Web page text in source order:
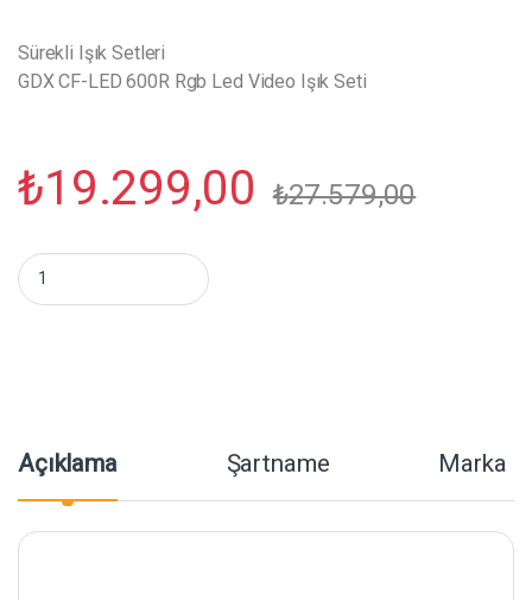
Sürekli Işık Setleri
GDX CF-LED 600R Rgb Led Video Işık Seti
₺19.299,00 ₺27.579,00
GDX CF-LED 600R Rgb Led Video Işık Seti miktar
Açıklama Şartname Marka